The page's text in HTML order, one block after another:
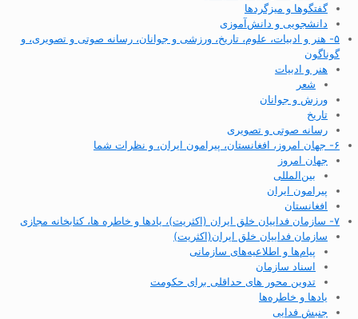
گفتگوها و میزگردها
دانشجویی و دانش‌آموزی
۵- هنر و ادبیات، علوم، تاریخ، ورزشی و جوانان، رسانه صوتی و تصویری، و
گوناگون
هنر و ادبیات
شعر
ورزش و جوانان
تاریخ
رسانه صوتی و تصویری
۶- جهان امروز، افغانستان، پیرامون ایران، و نظرات شما
جهان امروز
بین‌المللی
پیرامون ایران
افغانستان
۷- سازمان فداییان خلق ایران (اکثریت)، یادها و خاطره ها، کتابخانه مجازی
سازمان فداییان خلق ایران(اکثریت)
پیام‌ها و اطلاعیه‌های سازمانی
اسناد سازمان
تدوین محور های حداقلی برای حکومت
یادها و خاطره‌ها
جنبش فدایی